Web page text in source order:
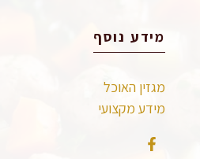
מידע נוסף
מגזין האוכל
מידע מקצועי